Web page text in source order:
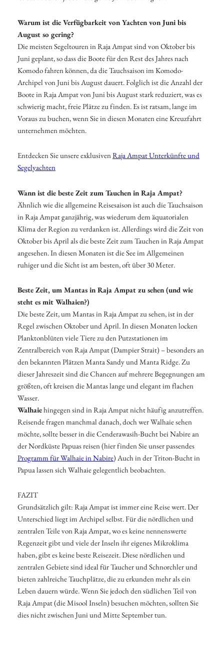
Warum ist die Verfügbarkeit von Yachten von Juni bis
August so gering?
Die meisten Segeltouren in Raja Ampat sind von Oktober bis
Juni geplant, so dass die Boote für den Rest des Jahres nach
Komodo fahren können, da die Tauchsaison im Komodo-
Archipel von Juni bis August dauert. Folglich ist die Anzahl der
Boote in Raja Ampat von Juni bis August stark reduziert, was es
schwierig macht, freie Plätze zu finden. Es ist ratsam, lange im
Voraus zu buchen, wenn Sie in diesen Monaten eine Kreuzfahrt
unternehmen möchten.
Entdecken Sie unsere exklusivenRaja Ampat Unterkünfte und
Segelyachten
Wann ist die beste Zeit zum Tauchen in Raja Ampat?
Ähnlich wie die allgemeine Reisesaison ist auch die Tauchsaison
in Raja Ampat ganzjährig, was wiederum dem äquatorialen
Klima der Region zu verdanken ist. Allerdings wird die Zeit von
Oktober bis April als die beste Zeit zum Tauchen in Raja Ampat
angesehen. In diesen Monaten ist die See im Allgemeinen
ruhiger und die Sicht ist am besten, oft über 30 Meter.
Beste Zeit, um Mantas in Raja Ampat zu sehen (und wie
steht es mit Walhaien?)
Die beste Zeit, um Mantas in Raja Ampat zu sehen, ist in der
Regel zwischen Oktober und April. In diesen Monaten locken
Planktonblüten viele Tiere zu den Putzstationen im
Zentralbereich von Raja Ampat (Dampier Strait) – besonders an
den bekannten Plätzen Manta Sandy und Manta Ridge. Zu
dieser Jahreszeit sind die Chancen auf mehrere Begegnungen am
größten, oft kreisen die Mantas lange und elegant im flachen
Wasser.
Walhaiehingegen sind in Raja Ampat nicht häufig anzutreffen.
Reisende fragen manchmal danach, doch wer Walhaie sehen
möchte, sollte besser in die Cenderawasih-Bucht bei Nabire an
der Nordküste Papuas reisen (hier finden Sie unser passendes
Programm für Walhaie in Nabire) Auch in der Triton-Bucht in
Papua lassen sich Walhaie gelegentlich beobachten.
FAZIT
Grundsätzlich gilt: Raja Ampat ist immer eine Reise wert. Der
Unterschied liegt im Archipel selbst. Für die nördlichen und
zentralen Teile von Raja Ampat, wo es keine nennenswerte
Regenzeit gibt und viele der Inseln ihr eigenes Mikroklima
haben, gibt es keine beste Reisezeit. Diese nördlichen und
zentralen Gebiete sind ideal für Taucher und Schnorchler und
bieten zahlreiche Tauchplätze, die zu erkunden mehr als ein
Leben dauern würde. Wenn Sie jedoch den südlichen Teil von
Raja Ampat (die Misool Inseln) besuchen möchten, sollten Sie
dies nicht zwischen Juni und Mitte September tun.